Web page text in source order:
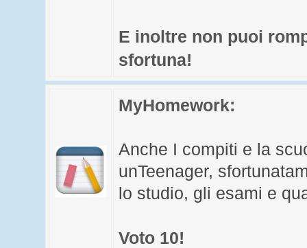
E inoltre non puoi
sfortuna!
MyHomework:
Anche I compiti e la
unTeenager,
lo studio, gli esami e
Voto 10!